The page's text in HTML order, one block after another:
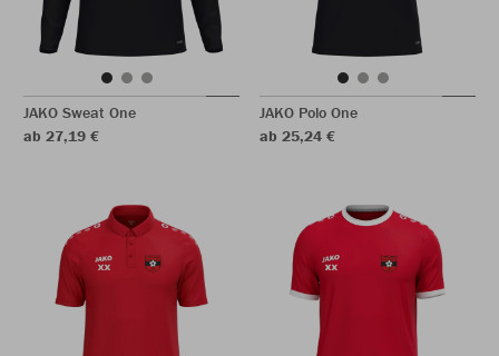
JAKO Sweat One
ab 27,19 €
JAKO Polo One
ab 25,24 €